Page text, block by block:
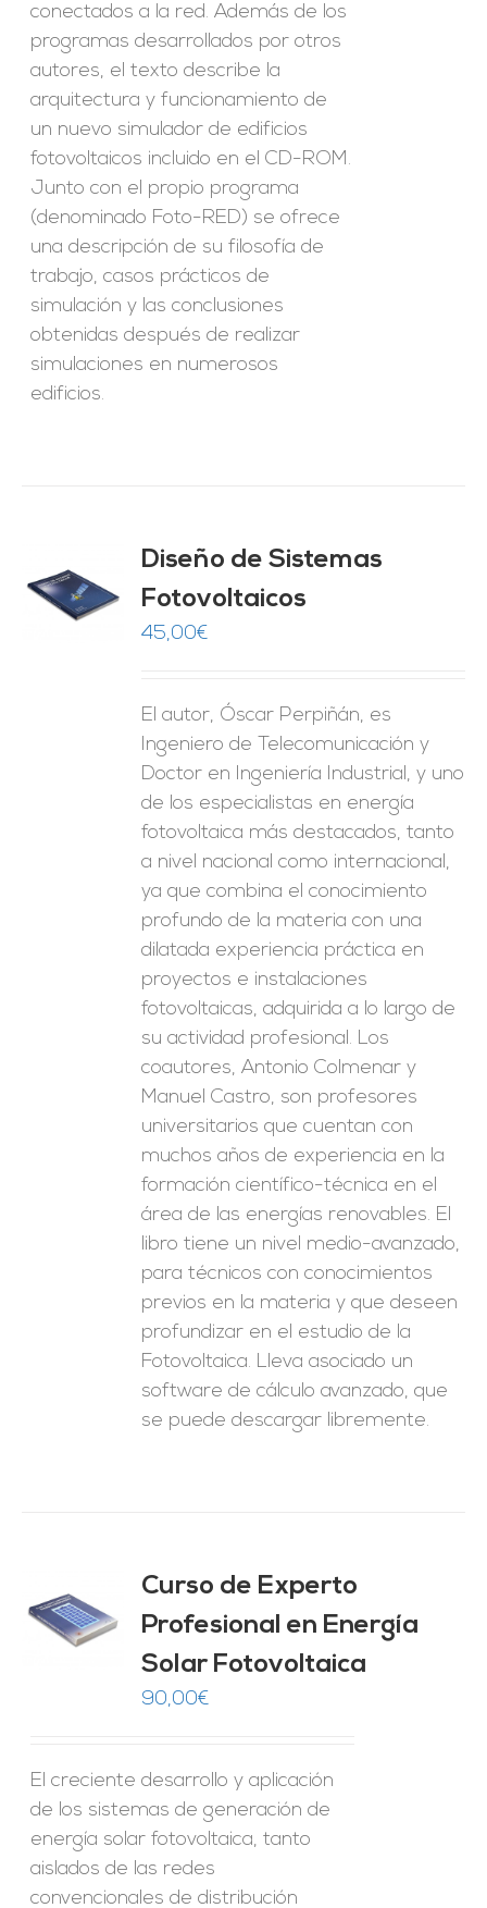
conectados a la red. Además de los
programas desarrollados por otros
autores, el texto describe la
arquitectura y funcionamiento de
un nuevo simulador de edificios
fotovoltaicos incluido en el CD-ROM.
Junto con el propio programa
(denominado Foto-RED) se ofrece
una descripción de su filosofía de
trabajo, casos prácticos de
simulación y las conclusiones
obtenidas después de realizar
simulaciones en numerosos
edificios.
Diseño de Sistemas
Fotovoltaicos
45,00€
El autor, Óscar Perpiñán, es
Ingeniero de Telecomunicación y
Doctor en Ingeniería Industrial, y uno
de los especialistas en energía
fotovoltaica más destacados, tanto
a nivel nacional como internacional,
ya que combina el conocimiento
profundo de la materia con una
dilatada experiencia práctica en
proyectos e instalaciones
fotovoltaicas, adquirida a lo largo de
su actividad profesional. Los
coautores, Antonio Colmenar y
Manuel Castro, son profesores
universitarios que cuentan con
muchos años de experiencia en la
formación científico-técnica en el
área de las energías renovables. El
libro tiene un nivel medio-avanzado,
para técnicos con conocimientos
previos en la materia y que deseen
profundizar en el estudio de la
Fotovoltaica. Lleva asociado un
software de cálculo avanzado, que
se puede descargar libremente.
Curso de Experto
Profesional en Energía
Solar Fotovoltaica
90,00€
El creciente desarrollo y aplicación
de los sistemas de generación de
energía solar fotovoltaica, tanto
aislados de las redes
convencionales de distribución